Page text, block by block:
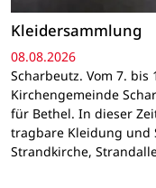
Kleidersammlung
08.08.2026
Scharbeutz. Vom 7.
Kirchengemeinde
für Bethel. In dieser
tragbare Kleidung und
Strandkirche,